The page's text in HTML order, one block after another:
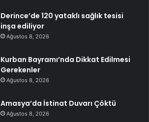
Derince’de 120 yataklı sağlık tesisi
inşa ediliyor
Ağustos 8, 2026
Kurban Bayramı’nda Dikkat Edilmesi
Gerekenler
Ağustos 8, 2026
Amasya’da İstinat Duvarı Çöktü
Ağustos 8, 2026